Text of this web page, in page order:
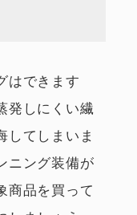
はできます
発しにくい繊
してしまいま
ニング装備が
商品を買って